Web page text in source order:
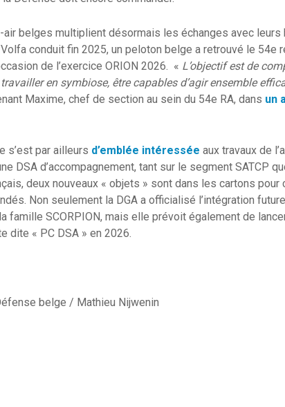
belges multiplient désormais les échanges avec leurs
conduit fin 2025, un peloton belge a retrouvé le 54e
de l’exercice ORION 2026. « L’objectif est de
en symbiose, être capables d’agir ensemble
Maxime, chef de section au sein du 54e RA, dans un
s’est par ailleurs d’emblée intéressée aux travaux de
DSA d’accompagnement, tant sur le segment SATCP
deux nouveaux « objets » sont dans les cartons
Non seulement la DGA a officialisé l’intégration
famille SCORPION, mais elle prévoit également de
dite « PC DSA » en 2026.
belge / Mathieu Nijwenin